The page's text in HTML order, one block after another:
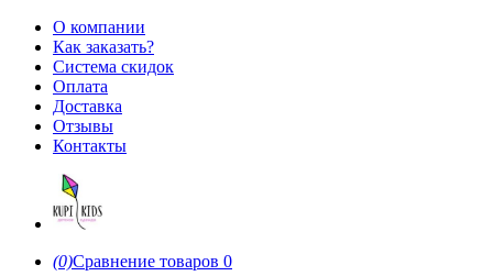
О компании
Как заказать?
Система скидок
Оплата
Доставка
Отзывы
Контакты
(0)Сравнение товаров 0